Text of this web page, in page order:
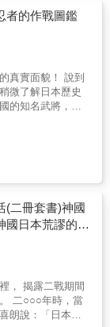
：無限列車篇》
繼續刷） &
是打開放置在聖
喜地發現原來有
細密的針腳織進
更認識《鬼滅之
更貼近屬於江戶
刃》動漫專書。
《鬼滅之刃》的
人見解。 & (2)
真實世界，感受
緊密，現今仍然
十張彩圖，讓人
故事設定與背景
料中就記載著許
個看似平淡的日
有需求就
到了江戶
統稱作「陰
的賣
構(?)！ 只要
探藏在
歷史！
樂，原生的江戶
（千萬別跟江戶
江戶的人，更在
顏，從維持治安
的大奧，以及下
家庭副業，熱鬧
去一遊！ & 本
中，體會樂趣。
據智慧實驗室執
人的生活超入
文書寫，「科普
形狀。六十條線
景、文化風俗、
建對江戶時代的
是做作的經典文
爽撩亂的大眾社
者的作戰圖鑑
實面貌！ 說到
微了解日本歷史
的知名武將，如
的背後，推動著
進行最真實、最
(二冊套書)神國
國日本荒謬的愛
期間
朗說：「日本是